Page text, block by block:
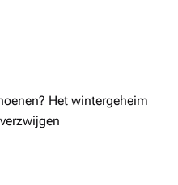
Het wintergeheim